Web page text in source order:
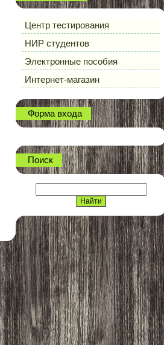
Центр тестирования
НИР студентов
Электронные пособия
Интернет-магазин
Форма входа
Поиск